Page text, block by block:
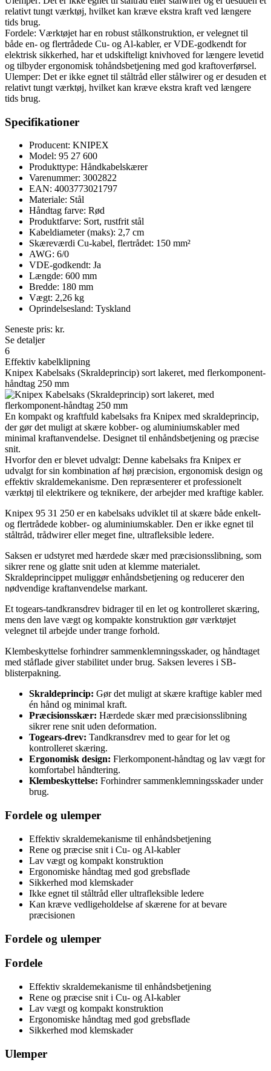
relativt tungt værktøj, hvilket kan kræve ekstra kraft ved længere
tids brug.
Fordele: Værktøjet har en robust stålkonstruktion, er velegnet til
både en- og flertrådede Cu- og Al-kabler, er VDE-godkendt for
elektrisk sikkerhed, har et udskifteligt knivhoved for længere levetid
og tilbyder ergonomisk tohåndsbetjening med god kraftoverførsel.
Ulemper: Det er ikke egnet til ståltråd eller stålwirer og er desuden et
relativt tungt værktøj, hvilket kan kræve ekstra kraft ved længere
tids brug.
Specifikationer
Producent: KNIPEX
Model: 95 27 600
Produkttype: Håndkabelskærer
Varenummer: 3002822
EAN: 4003773021797
Materiale: Stål
Håndtag farve: Rød
Produktfarve: Sort, rustfrit stål
Kabeldiameter (maks): 2,7 cm
Skæreværdi Cu-kabel, flertrådet: 150 mm²
AWG: 6/0
VDE-godkendt: Ja
Længde: 600 mm
Bredde: 180 mm
Vægt: 2,26 kg
Oprindelsesland: Tyskland
Seneste pris: kr.
Se detaljer
6
Effektiv kabelklipning
Knipex Kabelsaks (Skraldeprincip) sort lakeret, med flerkomponent-
håndtag 250 mm
En kompakt og kraftfuld kabelsaks fra Knipex med skraldeprincip,
der gør det muligt at skære kobber- og aluminiumskabler med
minimal kraftanvendelse. Designet til enhåndsbetjening og præcise
snit.
Hvorfor den er blevet udvalgt: Denne kabelsaks fra Knipex er
udvalgt for sin kombination af høj præcision, ergonomisk design og
effektiv skraldemekanisme. Den repræsenterer et professionelt
værktøj til elektrikere og teknikere, der arbejder med kraftige kabler.
Knipex 95 31 250 er en kabelsaks udviklet til at skære både enkelt-
og flertrådede kobber- og aluminiumskabler. Den er ikke egnet til
ståltråd, trådwirer eller meget fine, ultrafleksible ledere.
Saksen er udstyret med hærdede skær med præcisionsslibning, som
sikrer rene og glatte snit uden at klemme materialet.
Skraldeprincippet muliggør enhåndsbetjening og reducerer den
nødvendige kraftanvendelse markant.
Et togears-tandkransdrev bidrager til en let og kontrolleret skæring,
mens den lave vægt og kompakte konstruktion gør værktøjet
velegnet til arbejde under trange forhold.
Klembeskyttelse forhindrer sammenklemningsskader, og håndtaget
med ståflade giver stabilitet under brug. Saksen leveres i SB-
blisterpakning.
Skraldeprincip: Gør det muligt at skære kraftige kabler med
én hånd og minimal kraft.
Præcisionsskær: Hærdede skær med præcisionsslibning
sikrer rene snit uden deformation.
Togears-drev: Tandkransdrev med to gear for let og
kontrolleret skæring.
Ergonomisk design: Flerkomponent-håndtag og lav vægt for
komfortabel håndtering.
Klembeskyttelse: Forhindrer sammenklemningsskader under
brug.
Fordele og ulemper
Effektiv skraldemekanisme til enhåndsbetjening
Rene og præcise snit i Cu- og Al-kabler
Lav vægt og kompakt konstruktion
Ergonomiske håndtag med god grebsflade
Sikkerhed mod klemskader
Ikke egnet til ståltråd eller ultrafleksible ledere
Kan kræve vedligeholdelse af skærene for at bevare
præcisionen
Fordele og ulemper
Fordele
Effektiv skraldemekanisme til enhåndsbetjening
Rene og præcise snit i Cu- og Al-kabler
Lav vægt og kompakt konstruktion
Ergonomiske håndtag med god grebsflade
Sikkerhed mod klemskader
Ulemper